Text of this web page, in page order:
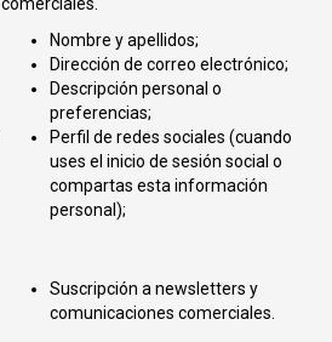
Nombre y apellidos;
Dirección de correo electrónico;
Descripción personal o
preferencias;
Perfil de redes sociales (cuando
uses el inicio de sesión social o
compartas esta información
personal);
Suscripción a newsletters y
comunicaciones comerciales.